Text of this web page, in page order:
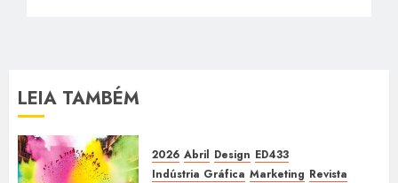
LEIA TAMBÉM
2026 Abril Design ED433
Indústria Gráfica Marketing Revista